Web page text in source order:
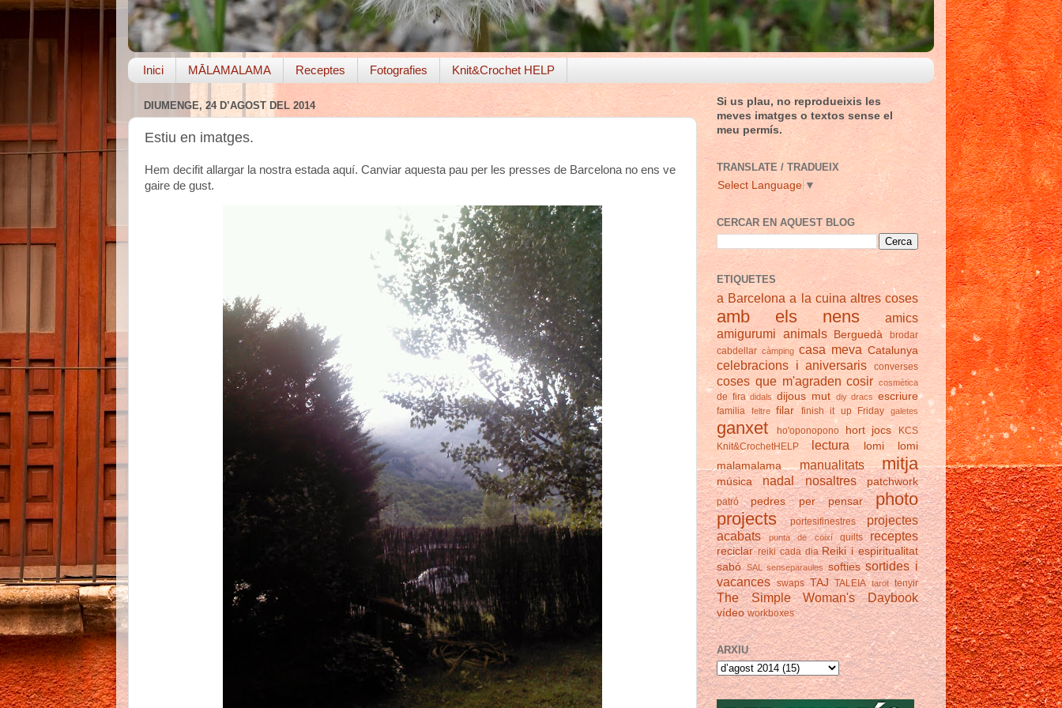
Inici MĀLAMALAMA Receptes Fotografies Knit&Crochet HELP
DIUMENGE, 24 D’AGOST DEL 2014
Estiu en imatges.
Hem decifit allargar la nostra estada aquí. Canviar aquesta pau per les presses de Barcelona no ens ve
gaire de gust.
Si us plau, no reprodueixis les
meves imatges o textos sense el
meu permís.
TRANSLATE / TRADUEIX
Select Language ▼
CERCAR EN AQUEST BLOG
ETIQUETES
a Barcelona a la cuina altres coses
amb els nens
amics
amigurumi animals Berguedà
brodar
cabdellar càmping casa meva Catalunya
celebracions i aniversaris converses
coses que m'agraden cosir cosmètica
de fira didals dijous mut diy dracs escriure
familia feltre filar finish it up Friday galetes
ganxet ho'oponopono hort jocs
KCS
Knit&CrochetHELP
lectura
lomi lomi
malamalama
manualitats mitja
música nadal nosaltres patchwork
patró pedres per pensar
photo
projects
portesifinestres
projectes
acabats
punta de coixí quilts receptes
reciclar reiki cada dia Reiki i espiritualitat
sabó SAL senseparaules softies sortides i
vacances swaps TAJ TALEIA tarot tenyir
The Simple Woman's Daybook
vídeo workboxes
ARXIU